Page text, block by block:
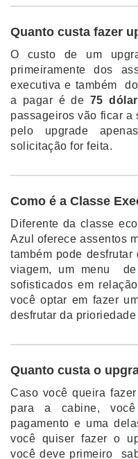
Quanto custa fazer
O custo de um
primeiramente dos
executiva e também
a pagar é de 75
passageiros vão ficar a
pelo upgrade
solicitação for feita.
Como é a Classe
Diferente da classe
Azul oferece assentos
também pode
viagem, um menu de
sofisticados em
você optar em fazer
desfrutar da
Quanto custa o
Caso você queira
para a cabine,
pagamento e uma
você quiser fazer o
você deve primeiro